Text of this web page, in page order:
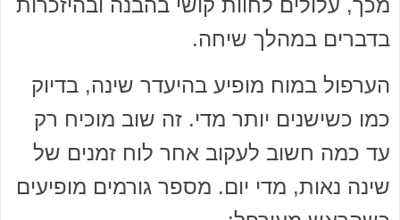
מכך, עלולים לחוות קושי בהבנה ובהיזכרות
בדברים במהלך שיחה.
הערפול במוח מופיע בהיעדר שינה, בדיוק
כמו כשישנים יותר מדי. זה שוב מוכיח רק
עד כמה חשוב לעקוב אחר לוח זמנים של
שינה נאות, מדי יום. מספר גורמים מופיעים